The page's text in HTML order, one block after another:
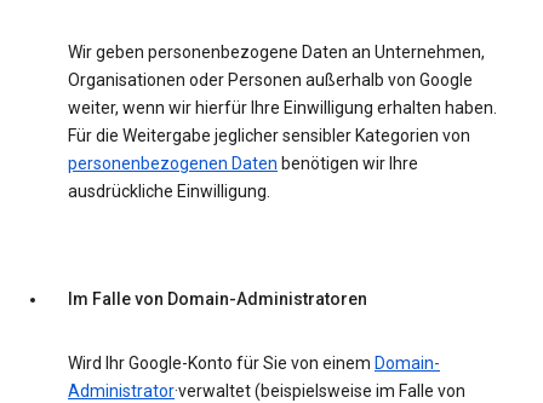
Wir geben personenbezogene Daten an Unternehmen,
Organisationen oder Personen außerhalb von Google
weiter, wenn wir hierfür Ihre Einwilligung erhalten haben.
Für die Weitergabe jeglicher sensibler Kategorien von
personenbezogenen Daten benötigen wir Ihre
ausdrückliche Einwilligung.
Im Falle von Domain-Administratoren
Wird Ihr Google-Konto für Sie von einem Domain-
Administrator·verwaltet (beispielsweise im Falle von